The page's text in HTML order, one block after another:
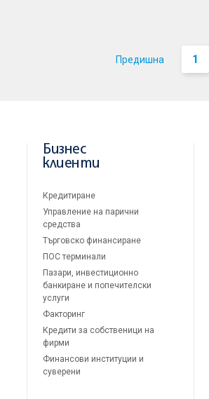
Предишна 1
Бизнес
клиенти
Кредитиране
Управление на парични
средства
Търговско финансиране
ПОС терминали
Пазари, инвестиционно
банкиране и попечителски
услуги
Факторинг
Кредити за собственици на
фирми
Финансови институции и
суверени